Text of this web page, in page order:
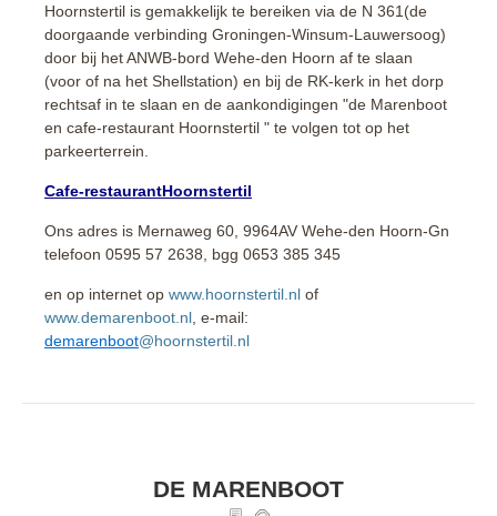
Hoornstertil is gemakkelijk te bereiken via de N 361(de
doorgaande verbinding Groningen-Winsum-Lauwersoog)
door bij het ANWB-bord Wehe-den Hoorn af te slaan
(voor of na het Shellstation) en bij de RK-kerk in het dorp
rechtsaf in te slaan en de aankondigingen "de Marenboot
en cafe-restaurant Hoornstertil " te volgen tot op het
parkeerterrein.
Cafe-restaurantHoornstertil
Ons adres is Mernaweg 60, 9964AV Wehe-den Hoorn-Gn
telefoon 0595 57 2638, bgg 0653 385 345
en op internet op www.hoornstertil.nl of
www.demarenboot.nl , e-mail:
demarenboot@hoornstertil .nl
DE MARENBOOT